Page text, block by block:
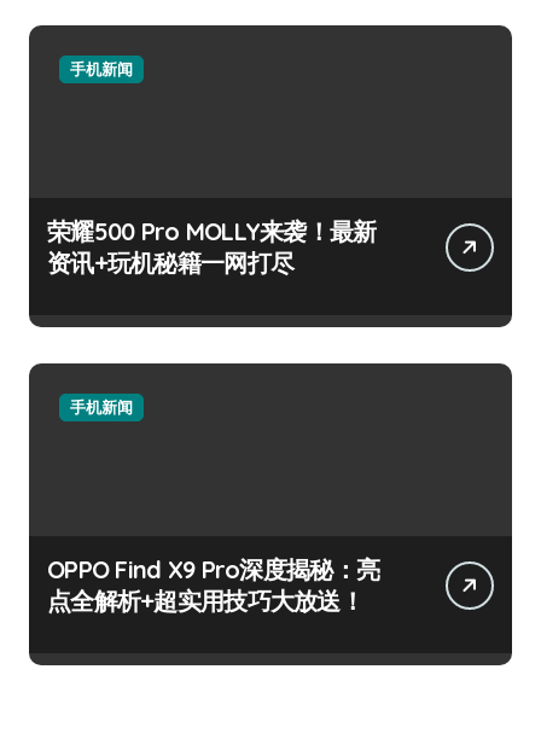
手机新闻
荣耀500 Pro MOLLY来袭！最新
资讯+玩机秘籍一网打尽
手机新闻
OPPO Find X9 Pro深度揭秘：亮
点全解析+超实用技巧大放送！